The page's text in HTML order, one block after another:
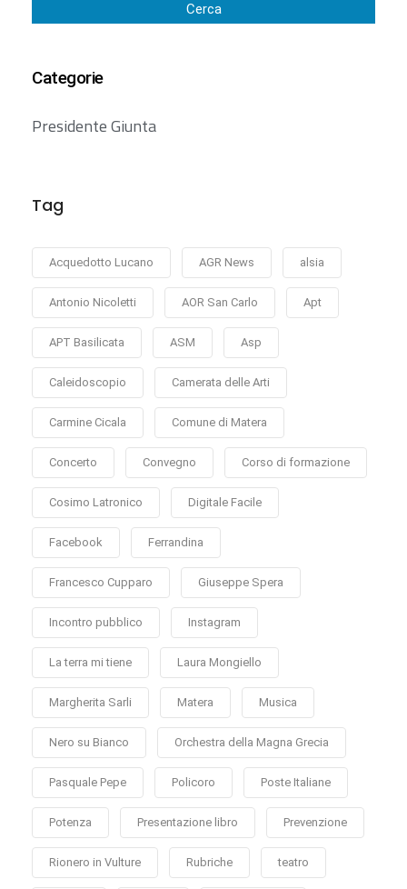
Cerca
Categorie
Presidente Giunta
Tag
Acquedotto Lucano AGR News alsia
Antonio Nicoletti AOR San Carlo Apt
APT Basilicata ASM Asp
Caleidoscopio Camerata delle Arti
Carmine Cicala Comune di Matera
Concerto Convegno Corso di formazione
Cosimo Latronico Digitale Facile
Facebook Ferrandina
Francesco Cupparo Giuseppe Spera
Incontro pubblico Instagram
La terra mi tiene Laura Mongiello
Margherita Sarli Matera Musica
Nero su Bianco Orchestra della Magna Grecia
Pasquale Pepe Policoro Poste Italiane
Potenza Presentazione libro Prevenzione
Rionero in Vulture Rubriche teatro